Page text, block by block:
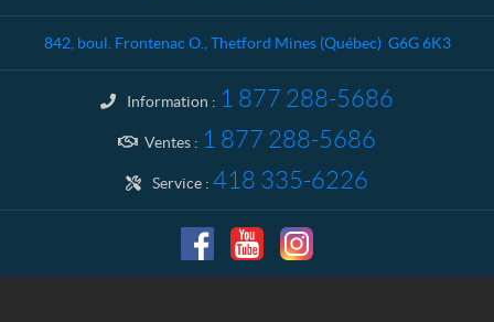
t
c
o
M
842, boul. Frontenac O. Thetford Mines(Québec) G6G 6K3
Information : 1 877 288-5686
Ventes : 1 877 288-5686
Service : 418 335-6226